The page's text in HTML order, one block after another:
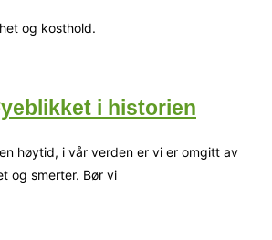
og kosthold.
i historien
høytid, i vår verden er vi er omgitt av
og smerter. Bør vi